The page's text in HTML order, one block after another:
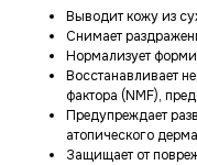
Выводит кожу из
Снимает
Нормализует
Восстанавливает
фактора (NMF),
Предупреждает
атопического
Защищает от